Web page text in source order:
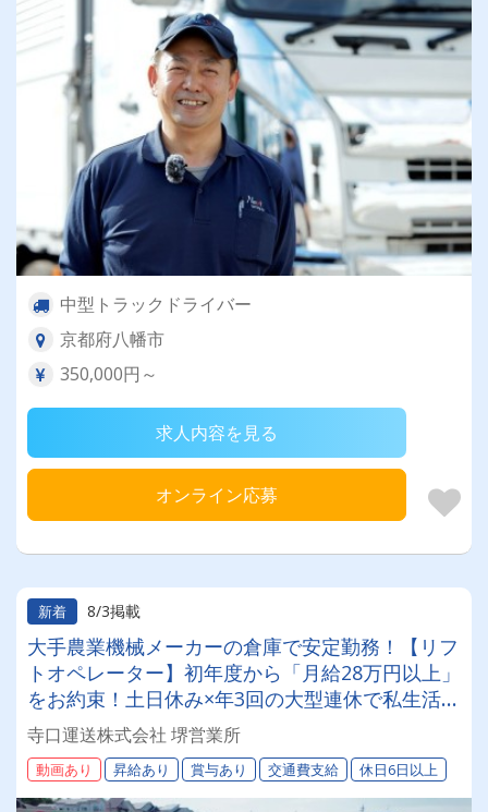
中型トラックドライバー
京都府八幡市
350,000円～
求人内容を見る
オンライン応募
新着 8/3掲載
大手農業機械メーカーの倉庫で安定勤務！【リフ
トオペレーター】初年度から「月給28万円以上」
をお約束！土日休み×年3回の大型連休で私生活も
超充実。手厚いOJTで実務未経験からプロへ！ゆ
くゆくはチームを引っ張るリーダーへ！
寺口運送株式会社 堺営業所
動画あり 昇給あり 賞与あり 交通費支給 休日6日以上